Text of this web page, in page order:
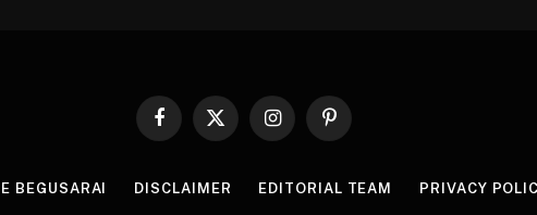
Facebook
X
InstagramPinterest
BEGUSARAI DISCLAIMER EDITORIAL TEAM PRIVACY